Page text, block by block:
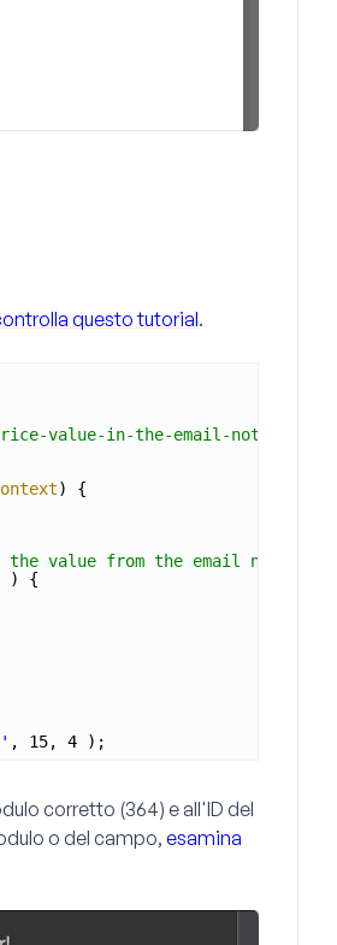
questo tutorial.
value-in-the-email-
) {
the value from the email
) {
, 15, 4 );
corretto (364) e all'ID del
o del campo, esamina